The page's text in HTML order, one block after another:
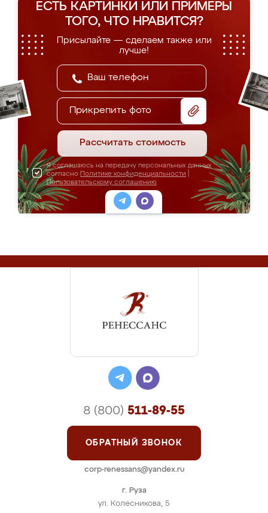
ЕСТЬ КАРТИНКИ ИЛИ ПРИМЕРЫ
ТОГО, ЧТО НРАВИТСЯ?
Присылайте — сделаем также или
лучше!
Прикрепить фото
Рассчитать стоимость
Я соглашаюсь на передачу персональных данных
согласно Политике конфиденциальности
Пользовательскому соглашению
г. Руза
ул. Колесникова, 5
8 (800) 511-89-55
ОБРАТНЫЙ ЗВОНОК
corp-renessans@yandex.ru